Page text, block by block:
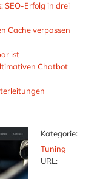
SEO-Erfolg in drei
Cache verpassen
ist
Chatbot
Kategorie:
Tuning
URL: